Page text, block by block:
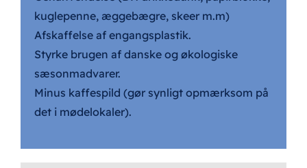
kuglepenne, æggebægre, skeer m.m)
Afskaffelse af engangsplastik.
Styrke brugen af danske og økologiske
sæsonmadvarer.
Minus kaffespild (gør synligt opmærksom på
det i mødelokaler).